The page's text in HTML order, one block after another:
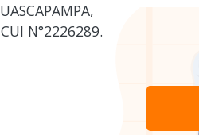
N°2226289.